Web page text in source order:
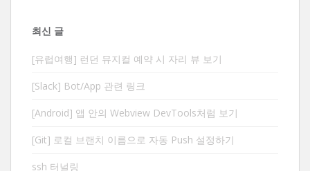
최신 글
[유럽여행] 런던 뮤지컬 예약 시 자리 뷰 보기
[Slack] Bot/App 관련 링크
[Android] 앱 안의 Webview DevTools처럼 보기
[Git] 로컬 브랜치 이름으로 자동 Push 설정하기
ssh 터널링